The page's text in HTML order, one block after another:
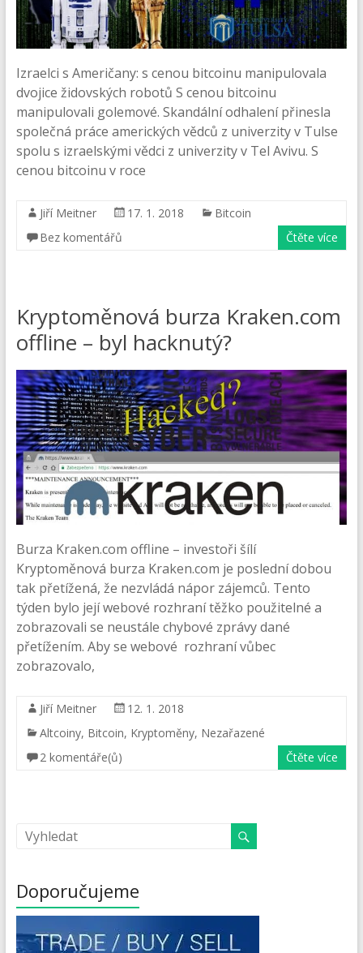
Izraelci s Američany: s cenou bitcoinu manipulovala
dvojice židovských robotů S cenou bitcoinu
manipulovali golemové. Skandální odhalení přinesla
společná práce amerických vědců z univerzity v Tulse
spolu s izraelskými vědci z univerzity v Tel Avivu. S
cenou bitcoinu v roce
Jiří Meitner 17. 1. 2018
Bitcoin
Bez komentářů
Čtěte více
Kryptoměnová burza Kraken.com
offline – byl hacknutý?
Burza Kraken.com offline – investoři šílí
Kryptoměnová burza Kraken.com je poslední dobou
tak přetížená, že nezvládá nápor zájemců. Tento
týden bylo její webové rozhraní těžko použitelné a
zobrazovali se neustále chybové zprávy dané
přetížením. Aby se webové rozhraní vůbec
zobrazovalo,
Jiří Meitner
12. 1. 2018
Altcoiny, Bitcoin, Kryptoměny, Nezařazené
2 komentáře(ů)
Čtěte více
Doporučujeme